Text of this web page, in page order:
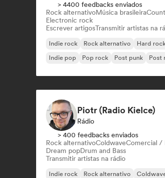
> 4400 feedbacks enviados
Rock alternativoMúsica brasileira
Electronic rock
Escrever artigosTransmitir artistas na
Indie rock Rock alternativo Hard
Indie pop
Pop rock Post punk Post
Piotr (Radio Kielce)
Rádio
> 400 feedbacks enviados
Rock alternativoColdwaveComercial /
Dream popDrum and Bass
Transmitir artistas na rádio
Indie rock Rock alternativo